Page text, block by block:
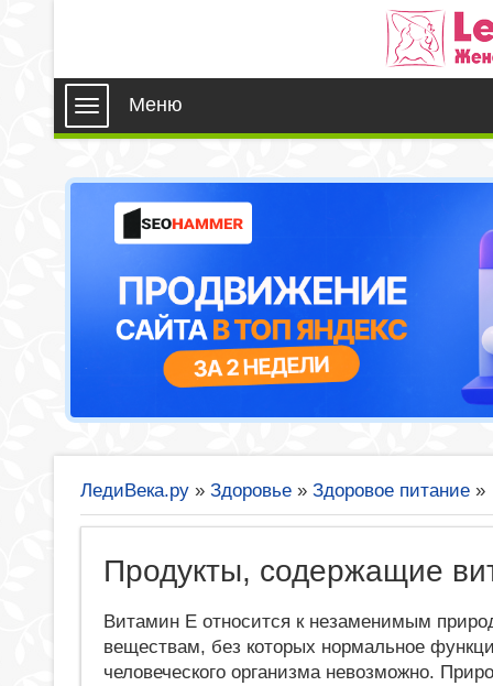
Меню
ЛедиВека.ру » Здоровье » Здоровое питание »
Продукты, содержащие
Витамин Е относится к незаменимым
веществам, без которых нормальное
человеческого организма невозможно.